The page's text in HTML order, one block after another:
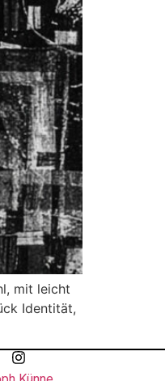
mit leicht
Identität,